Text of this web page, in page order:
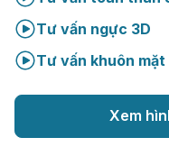
Tư vấn ngực 3D
Tư vấn khuôn mặt
Xem